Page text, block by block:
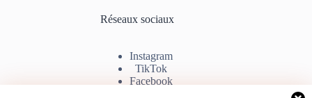
Réseaux sociaux
Instagram
TikTok
Facebook